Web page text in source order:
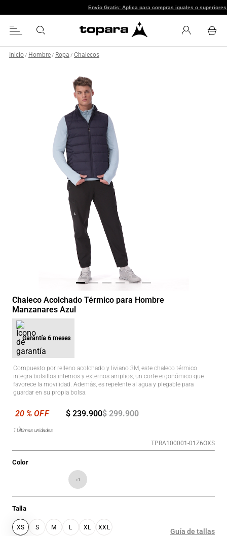
Envío Gratis: Aplica para
Inicio / Hombre / Ropa / Chalecos
Chaleco Acolchado Térmico para Hombre
Manzanares Azul
Garantía 6 meses
Compuesto por relleno acolchado y liviano 3M, este chaleco térmico
integra bolsillos internos y externos amplios, un corte ergonómico que
favorece la movilidad. Además, es repelente al agua y plegable para
guardar en su propia bolsa.
$ 299.900
$ 239.900
1 Últimas unidades
TPRA100001-01Z6OXS
Talla
XS S M L XL XXL
Color
+1
Guía de tallas